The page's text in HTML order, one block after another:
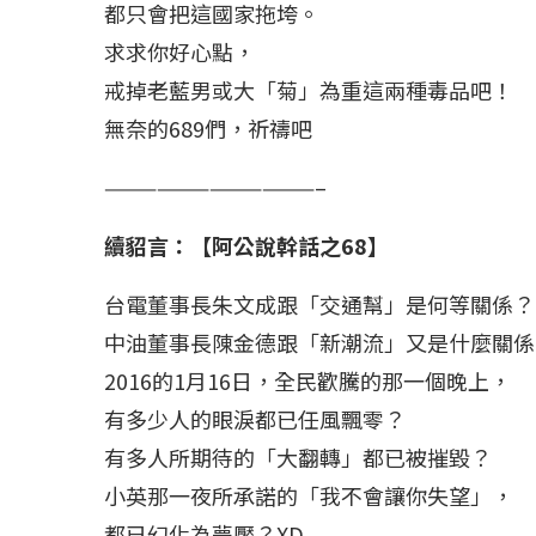
都只會把這國家拖垮。
求求你好心點，
戒掉老藍男或大「菊」為重這兩種毒品吧！
無奈的689們，祈禱吧
————————————–
續貂言：【阿公說幹話之68】
台電董事長朱文成跟「交通幫」是何等關係？
中油董事長陳金德跟「新潮流」又是什麼關
2016的1月16日，全民歡騰的那一個晚上，
有多少人的眼淚都已任風飄零？
有多人所期待的「大翻轉」都已被摧毀？
小英那一夜所承諾的「我不會讓你失望」，